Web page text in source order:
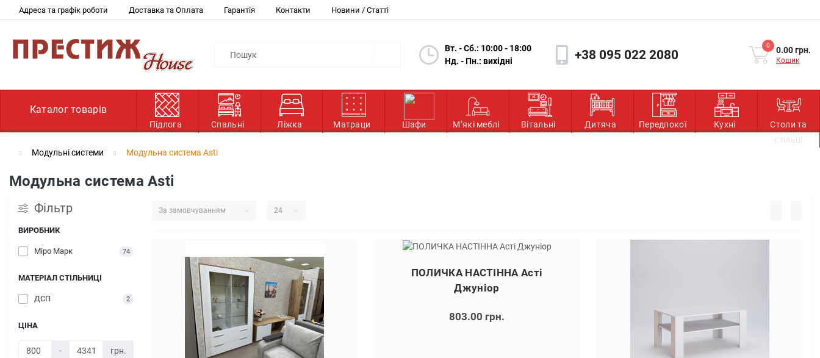
Адреса та графік роботи Доставка та Оплата Гарантія Контакти Новини / Статті
Вт. - Сб.: 10:00 - 18:00
Нд. - Пн.: вихідні
+38 095 022 2080
0 0.00 грн.
Кошик
Каталог товарів
Підлога Спальні Ліжка Матраци Шафи М’які меблі Вітальні Дитяча Передпокої Кухні
Столи та
стільці
Модульні системи
Модульна система Asti
Модульна система Asti
Фільтр
ВИРОБНИК
Міро Марк 74
МАТЕРІАЛ СТІЛЬНИЦІ
ДСП 2
ЦІНА
- грн.
ПОЛИЧКА НАСТІННА Асті
Джуніор
803.00 грн.